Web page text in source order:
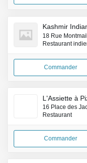
Kashmir
18 Rue
Restaurant
Commander
L'Assiette à
16 Place des
Restaurant
Commander